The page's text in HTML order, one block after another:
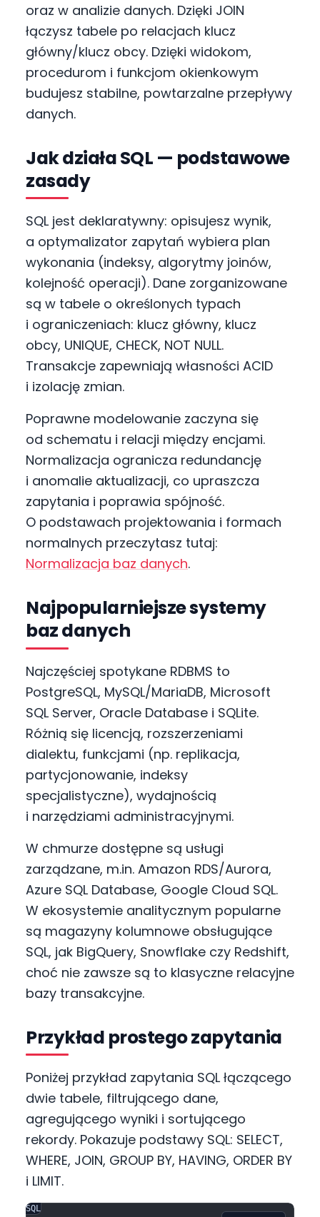
oraz w analizie danych. Dzięki JOIN
łączysz tabele po relacjach klucz
główny/klucz obcy. Dzięki widokom,
procedurom i funkcjom okienkowym
budujesz stabilne, powtarzalne przepływy
danych.
Jak działa SQL — podstawowe
zasady
SQL jest deklaratywny: opisujesz wynik,
a optymalizator zapytań wybiera plan
wykonania (indeksy, algorytmy joinów,
kolejność operacji). Dane zorganizowane
są w tabele o określonych typach
i ograniczeniach: klucz główny, klucz
obcy, UNIQUE, CHECK, NOT NULL.
Transakcje zapewniają własności ACID
i izolację zmian.
Poprawne modelowanie zaczyna się
od schematu i relacji między encjami.
Normalizacja ogranicza redundancję
i anomalie aktualizacji, co upraszcza
zapytania i poprawia spójność.
O podstawach projektowania i formach
normalnych przeczytasz tutaj:
Normalizacja baz danych.
Najpopularniejsze systemy
baz danych
Najczęściej spotykane RDBMS to
PostgreSQL, MySQL/MariaDB, Microsoft
SQL Server, Oracle Database i SQLite.
Różnią się licencją, rozszerzeniami
dialektu, funkcjami (np. replikacja,
partycjonowanie, indeksy
specjalistyczne), wydajnością
i narzędziami administracyjnymi.
W chmurze dostępne są usługi
zarządzane, m.in. Amazon RDS/Aurora,
Azure SQL Database, Google Cloud SQL.
W ekosystemie analitycznym popularne
są magazyny kolumnowe obsługujące
SQL, jak BigQuery, Snowflake czy Redshift,
choć nie zawsze są to klasyczne relacyjne
bazy transakcyjne.
Przykład prostego zapytania
Poniżej przykład zapytania SQL łączącego
dwie tabele, filtrującego dane,
agregującego wyniki i sortującego
rekordy. Pokazuje podstawy SQL: SELECT,
WHERE, JOIN, GROUP BY, HAVING, ORDER BY
i LIMIT.
SQL